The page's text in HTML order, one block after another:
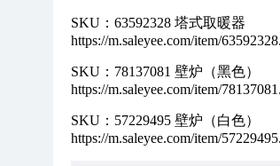
SKU：63592328 塔式取暖器
https://m.saleyee.com/item/
SKU：78137081 壁炉（黑色）
https://m.saleyee.com/item/
SKU：57229495 壁炉（白色）
https://m.saleyee.com/item/